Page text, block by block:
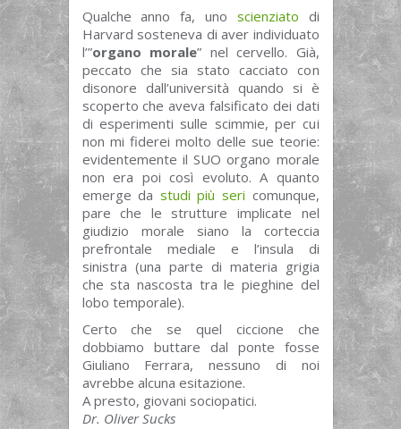
Qualche anno fa, uno scienziato di
Harvard sosteneva di aver individuato
l’”organo morale” nel cervello. Già,
peccato che sia stato cacciato con
disonore dall’università quando si è
scoperto che aveva falsificato dei dati
di esperimenti sulle scimmie, per cui
non mi fiderei molto delle sue teorie:
evidentemente il SUO organo morale
non era poi così evoluto. A quanto
emerge da studi più seri comunque,
pare che le strutture implicate nel
giudizio morale siano la corteccia
prefrontale mediale e l’insula di
sinistra (una parte di materia grigia
che sta nascosta tra le pieghine del
lobo temporale).
Certo che se quel ciccione che
dobbiamo buttare dal ponte fosse
Giuliano Ferrara, nessuno di noi
avrebbe alcuna esitazione.
A presto, giovani sociopatici.
Dr. Oliver Sucks